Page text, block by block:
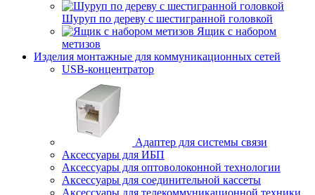
Шуруп по дереву с шестигранной головкой
Ящик с набором
метизов
Изделия монтажные для коммуникационных сетей
USB-концентратор
Адаптер для системы связи
Аксессуары для ИБП
Аксессуары для оптоволоконной технологии
Аксессуары для соединительной кассеты
Аксессуары для телекоммуникационной техники